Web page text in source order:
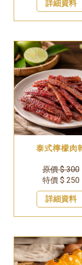
詳細資料
泰式檸檬肉
原價 $ 300
特價 $ 250
詳細資料